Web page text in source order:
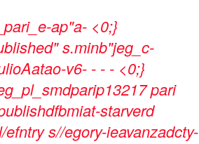
ap"a- <0;}
s.minb"jeg_c-
v6- - - - <0;}
pari
starverd
s//egory-ieavanzadcty-